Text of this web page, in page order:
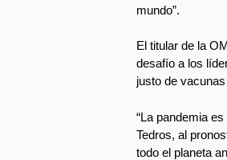
mundo”.
El titular de la
desafío a los
justo de
“La pandemia
Tedros, al
todo el planeta